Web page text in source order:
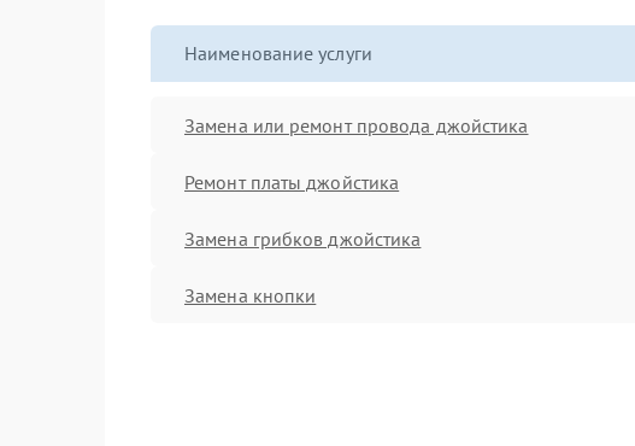
Наименование услуги
Замена или ремонт провода джойстика
Ремонт платы джойстика
Замена грибков джойстика
Замена кнопки